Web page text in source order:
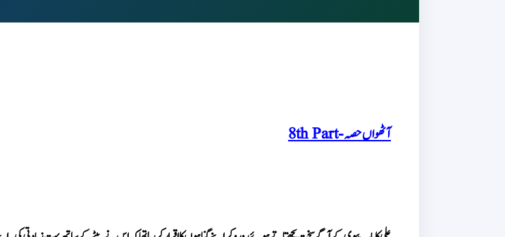
آٹھواں حصہ - 8th Part